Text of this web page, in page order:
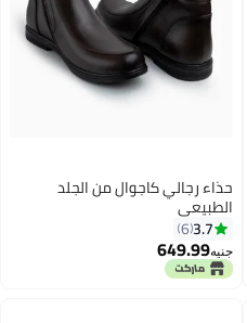
3
حذاء رجالي كاجوال من الجلد
الطبيعي
3.7
6
جنيه649.99